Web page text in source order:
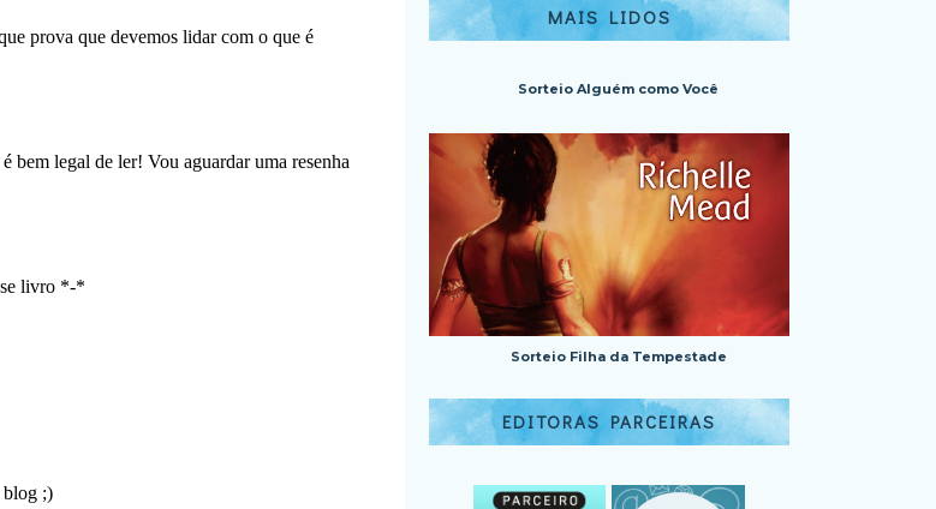
MAIS LIDOS
Sorteio Alguém como Você
Sorteio Filha da Tempestade
EDITORAS PARCEIRAS